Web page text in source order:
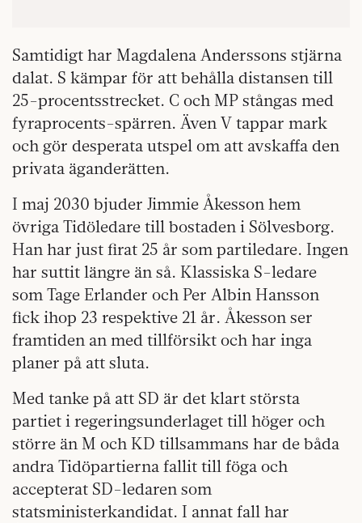
Samtidigt har Magdalena Anderssons stjärna
dalat. S kämpar för att behålla distansen till
25-procentsstrecket. C och MP stångas med
fyraprocents-spärren. Även V tappar mark
och gör desperata utspel om att avskaffa den
privata äganderätten.
I maj 2030 bjuder Jimmie Åkesson hem
övriga Tidöledare till bostaden i Sölvesborg.
Han har just firat 25 år som partiledare. Ingen
har suttit längre än så. Klassiska S-ledare
som Tage Erlander och Per Albin Hansson
fick ihop 23 respektive 21 år. Åkesson ser
framtiden an med tillförsikt och har inga
planer på att sluta.
Med tanke på att SD är det klart största
partiet i regeringsunderlaget till höger och
större än M och KD tillsammans har de båda
andra Tidöpartierna fallit till föga och
accepterat SD-ledaren som
statsministerkandidat. I annat fall har